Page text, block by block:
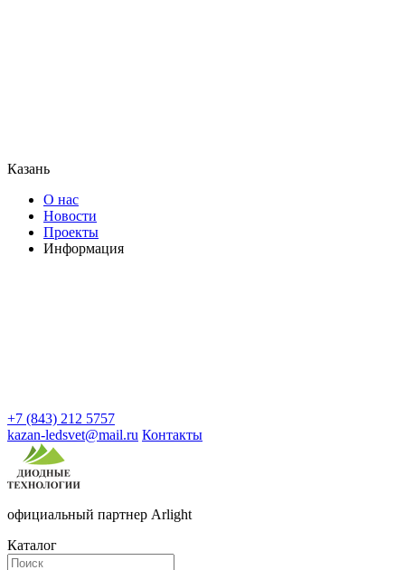
Казань
О нас
Новости
Проекты
Информация
+7 (843) 212 5757
kazan-ledsvet@mail.ru Контакты
официальный партнер Arlight
Каталог